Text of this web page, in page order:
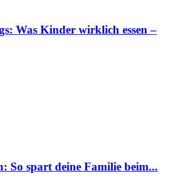
Was Kinder wirklich essen –
So spart deine Familie beim...